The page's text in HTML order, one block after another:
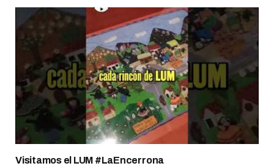
Visitamos el LUM #LaEncerrona